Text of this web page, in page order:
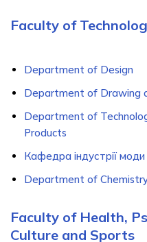
Faculty of
Department of Design
Department of Drawing
Department of
Products
Кафедра індустрії моди
Department of
Faculty of Health,
Culture and Sports